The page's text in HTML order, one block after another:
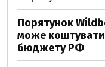
Порятунок
може
бюджету РФ